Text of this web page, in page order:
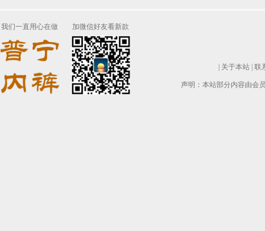
关于本站 联
声明：本站部分内容由会
我们一直用心在做 加微信好友看新款